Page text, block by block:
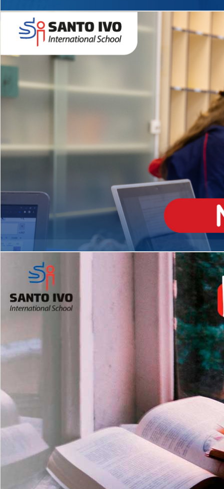
Novidades 2026 High School
Matrículas Abertas 2026
EDUCAÇÃO INFANTIL
Inglês todos os dias
MÉDIO
igh School
Dupla Diplomação
2º AO 5º ANO FUNDAMENTAL
es
Com imersão Bilingue - Anos
Finais
6º AO 9º ANO FUNDAMENTAL
Inglês: Turmas Reduzidas
(Proficiência)